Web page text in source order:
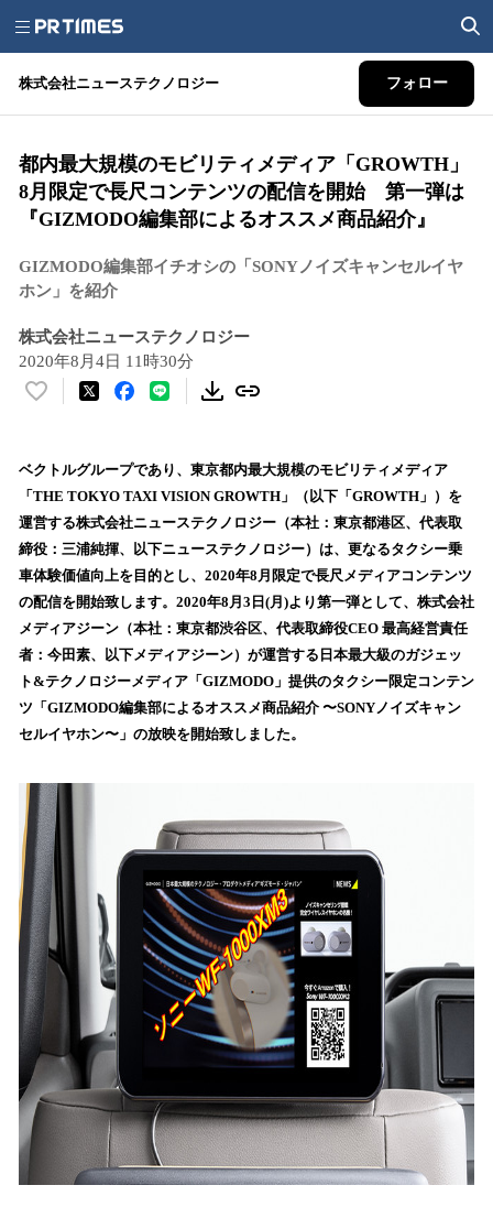
株式会社ニューステクノロジー フォロー
都内最大規模のモビリティメディア「GROWTH」
8月限定で長尺コンテンツの配信を開始 第一弾は
『GIZMODO編集部によるオススメ商品紹介』
GIZMODO編集部イチオシの「SONYノイズキャンセルイヤ
ホン」を紹介
株式会社ニューステクノロジー
2020年8月4日 11時30分
い
！
数
を
読
込
み
中
で
す
ベクトルグループであり、東京都内最大規模のモビリティメディア
「THE TOKYO TAXI VISION GROWTH」（以下「GROWTH」）を
運営する株式会社ニューステクノロジー（本社：東京都港区、代表取
締役：三浦純揮、以下ニューステクノロジー）は、更なるタクシー乗
車体験価値向上を目的とし、2020年8月限定で長尺メディアコンテンツ
の配信を開始致します。2020年8月3日(月)より第一弾として、株式会社
メディアジーン（本社：東京都渋谷区、代表取締役CEO 最高経営責任
者：今田素、以下メディアジーン）が運営する日本最大級のガジェッ
ト&テクノロジーメディア「GIZMODO」提供のタクシー限定コンテン
ツ「GIZMODO編集部によるオススメ商品紹介 〜SONYノイズキャン
セルイヤホン〜」の放映を開始致しました。